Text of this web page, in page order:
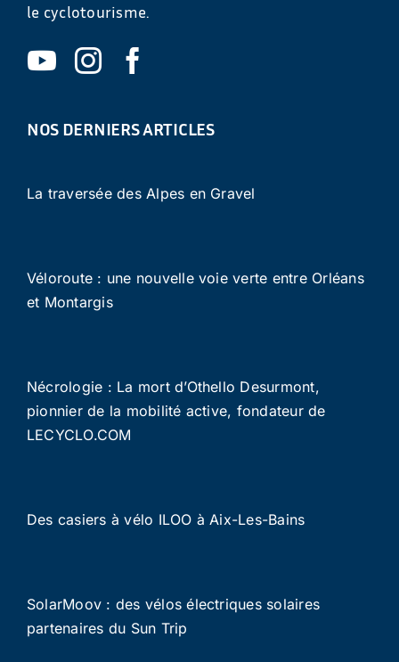
le cyclotourisme.
NOS DERNIERS ARTICLES
La traversée des Alpes en Gravel
Véloroute : une nouvelle voie verte entre Orléans
et Montargis
Nécrologie : La mort d’Othello Desurmont,
pionnier de la mobilité active, fondateur de
LECYCLO.COM
Des casiers à vélo ILOO à Aix-Les-Bains
SolarMoov : des vélos électriques solaires
partenaires du Sun Trip